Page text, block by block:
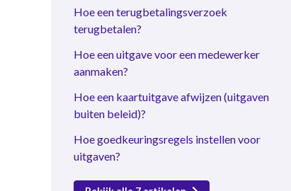
Hoe een terugbetalingsverzoek
terugbetalen?
Hoe een uitgave voor een medewerker
aanmaken?
Hoe een kaartuitgave afwijzen (uitgaven
buiten beleid)?
Hoe goedkeuringsregels instellen voor
uitgaven?